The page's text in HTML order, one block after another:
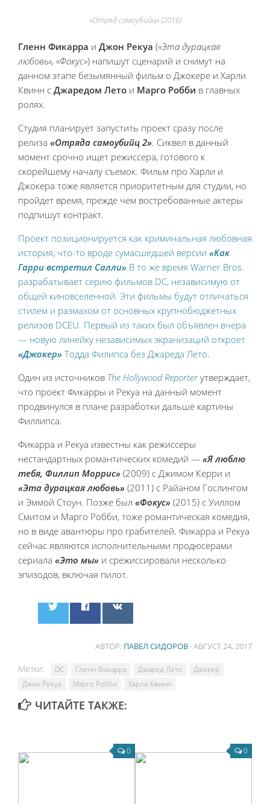
«Отряд самоубийц» (2016)
Гленн Фикарра и Джон Рекуа («Эта дурацкая
любовь», «Фокус») напишут сценарий и снимут на
данном этапе безымянный фильм о Джокере и Харли
Квинн с Джаредом Лето и Марго Робби в главных
ролях.
Студия планирует запустить проект сразу после
релиза «Отряда самоубийц 2». Сиквел в данный
момент срочно ищет режиссера, готового к
скорейшему началу съемок. Фильм про Харли и
Джокера тоже является приоритетным для студии, но
пройдет время, прежде чем востребованные актеры
подпишут контракт.
Проект позиционируется как криминальная любовная
история, что-то вроде сумасшедшей версии «Как
Гарри встретил Салли».В то же время Warner Bros.
разрабатывает серию фильмов DC, независимую от
общей киновселенной. Эти фильмы будут отличаться
стилем и размахом от основных крупнобюджетных
релизов DCEU. Первый из таких был объявлен вчера
— новую линейку независимых экранизаций откроет
«Джокер» Тодда Филипса без Джареда Лето.
Один из источников The Hollywood Reporter утверждает,
что проект Фикарры и Рекуа на данный момент
продвинулся в плане разработки дальше картины
Филлипса.
Фикарра и Рекуа известны как режиссеры
нестандартных романтических комедий — «Я люблю
тебя, Филлип Моррис» (2009) с Джимом Керри и
«Эта дурацкая любовь» (2011) с Райаном Гослингом
и Эммой Стоун. Позже был «Фокус» (2015) с Уиллом
Смитом и Марго Робби, тоже романтическая комедия,
но в виде авантюры про грабителей. Фикарра и Рекуа
сейчас являются исполнительными продюсерами
сериала «Это мы» и срежиссировали несколько
эпизодов, включая пилот.
АВТОР: ПАВЕЛ СИДОРОВ · АВГУСТ 24, 2017
Метки: DC Гленн Фикарра Джаред Лето
Джокер
Джон Рекуа
Марго Робби Харли Квинн
ЧИТАЙТЕ ТАКЖЕ:
0 0